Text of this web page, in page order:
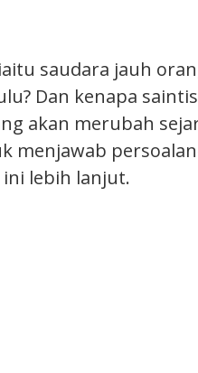
saudara jauh
Dan kenapa
akan merubah
menjawab
lebih lanjut.